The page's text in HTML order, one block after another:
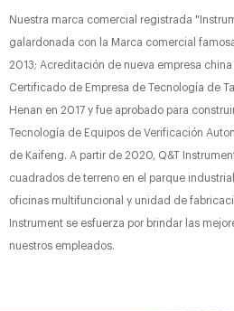
Nuestra marca comercial registrada
galardonada con la Marca comercial
2013; Acreditación de nueva empresa
Certificado de Empresa de Tecnología de
Henan en 2017 y fue aprobado para
Tecnología de Equipos de Verificación
de Kaifeng. A partir de 2020, Q&T
cuadrados de terreno en el parque
oficinas multifuncional y unidad de
Instrument se esfuerza por brindar las
nuestros empleados.